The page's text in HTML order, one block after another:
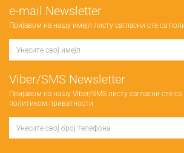
е-mail Newsletter
Пријавом на нашу имејл листу сагласни сте са
Viber/SMS Newsletter
Пријавом на нашу Viber/SMS листу сагласни сте са
политиком приватности